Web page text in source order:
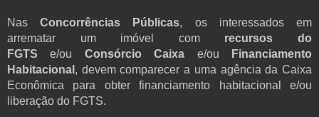
NasConcorrências Públicas, os interessados em
arrematar um imóvel com recursos do
FGTS e/ou Consórcio Caixa e/ou
Financiamento
Habitacional , devem comparecer a uma agência da Caixa
Econômica para obter financiamento habitacional e/ou
liberação do FGTS.